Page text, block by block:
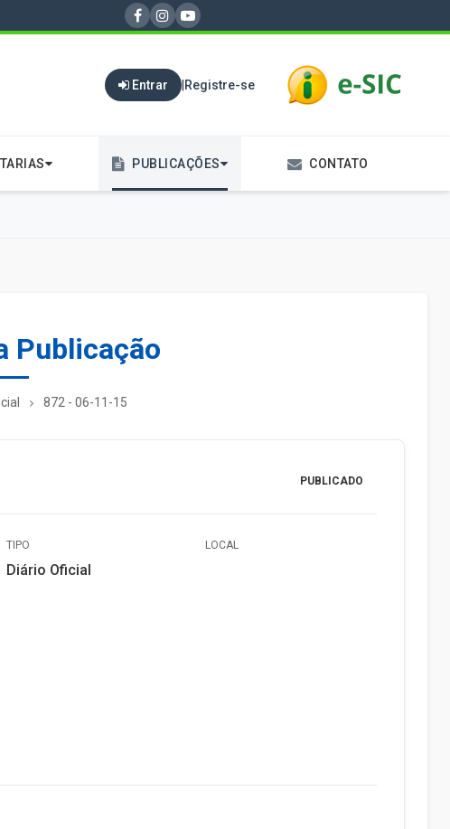
Entrar | Registre-se
PUBLICAÇÕES CONTATO
Publicação
872 - 06-11-15
PUBLICADO
TIPO
Diário Oficial
LOCAL